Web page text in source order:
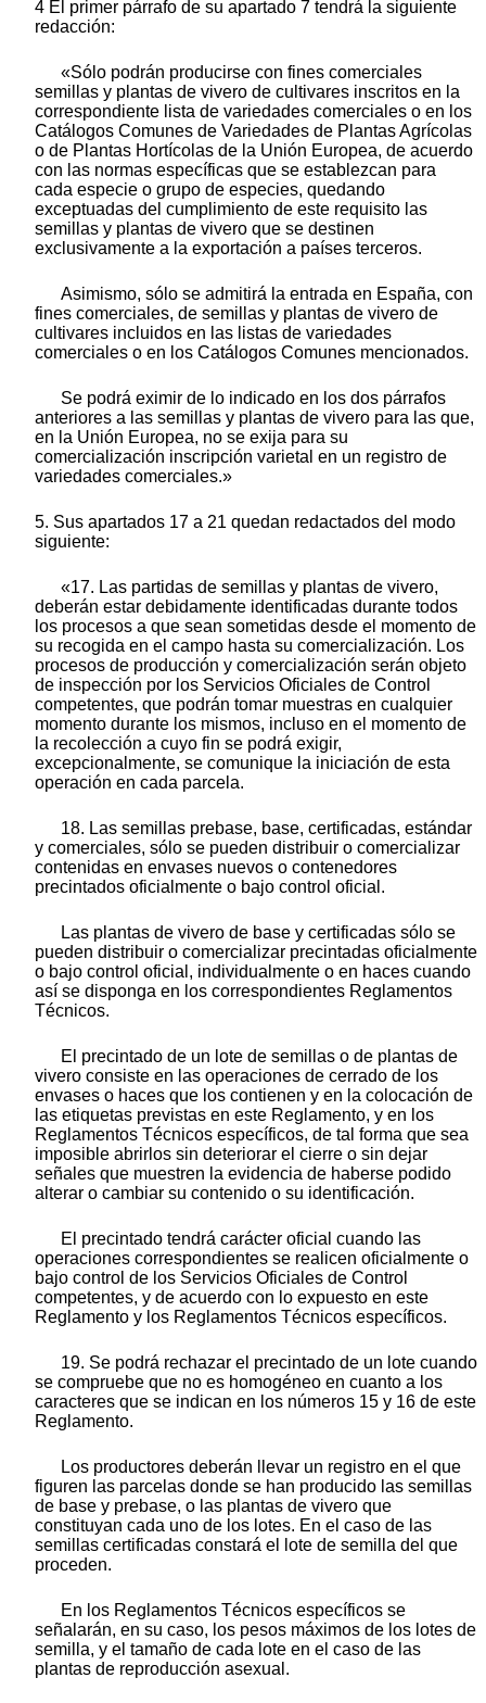
4 El primer párrafo de su apartado 7 tendrá la siguiente
redacción:
«Sólo podrán producirse con fines comerciales
semillas y plantas de vivero de cultivares inscritos en la
correspondiente lista de variedades comerciales o en los
Catálogos Comunes de Variedades de Plantas Agrícolas
o de Plantas Hortícolas de la Unión Europea, de acuerdo
con las normas específicas que se establezcan para
cada especie o grupo de especies, quedando
exceptuadas del cumplimiento de este requisito las
semillas y plantas de vivero que se destinen
exclusivamente a la exportación a países terceros.
Asimismo, sólo se admitirá la entrada en España, con
fines comerciales, de semillas y plantas de vivero de
cultivares incluidos en las listas de variedades
comerciales o en los Catálogos Comunes mencionados.
Se podrá eximir de lo indicado en los dos párrafos
anteriores a las semillas y plantas de vivero para las que,
en la Unión Europea, no se exija para su
comercialización inscripción varietal en un registro de
variedades comerciales.»
5. Sus apartados 17 a 21 quedan redactados del modo
siguiente:
«17. Las partidas de semillas y plantas de vivero,
deberán estar debidamente identificadas durante todos
los procesos a que sean sometidas desde el momento de
su recogida en el campo hasta su comercialización. Los
procesos de producción y comercialización serán objeto
de inspección por los Servicios Oficiales de Control
competentes, que podrán tomar muestras en cualquier
momento durante los mismos, incluso en el momento de
la recolección a cuyo fin se podrá exigir,
excepcionalmente, se comunique la iniciación de esta
operación en cada parcela.
18. Las semillas prebase, base, certificadas, estándar
y comerciales, sólo se pueden distribuir o comercializar
contenidas en envases nuevos o contenedores
precintados oficialmente o bajo control oficial.
Las plantas de vivero de base y certificadas sólo se
pueden distribuir o comercializar precintadas oficialmente
o bajo control oficial, individualmente o en haces cuando
así se disponga en los correspondientes Reglamentos
Técnicos.
El precintado de un lote de semillas o de plantas de
vivero consiste en las operaciones de cerrado de los
envases o haces que los contienen y en la colocación de
las etiquetas previstas en este Reglamento, y en los
Reglamentos Técnicos específicos, de tal forma que sea
imposible abrirlos sin deteriorar el cierre o sin dejar
señales que muestren la evidencia de haberse podido
alterar o cambiar su contenido o su identificación.
El precintado tendrá carácter oficial cuando las
operaciones correspondientes se realicen oficialmente o
bajo control de los Servicios Oficiales de Control
competentes, y de acuerdo con lo expuesto en este
Reglamento y los Reglamentos Técnicos específicos.
19. Se podrá rechazar el precintado de un lote cuando
se compruebe que no es homogéneo en cuanto a los
caracteres que se indican en los números 15 y 16 de este
Reglamento.
Los productores deberán llevar un registro en el que
figuren las parcelas donde se han producido las semillas
de base y prebase, o las plantas de vivero que
constituyan cada uno de los lotes. En el caso de las
semillas certificadas constará el lote de semilla del que
proceden.
En los Reglamentos Técnicos específicos se
señalarán, en su caso, los pesos máximos de los lotes de
semilla, y el tamaño de cada lote en el caso de las
plantas de reproducción asexual.